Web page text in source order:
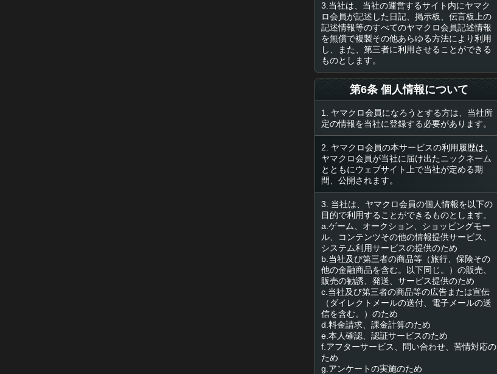
3.当社は、当社の運営するサイト内にヤマク
ロ会員が記述した日記、掲示板、伝言板上の
記述情報等のすべてのヤマクロ会員記述情報
を無償で複製その他あらゆる方法により利用
し、また、第三者に利用させることができる
ものとします。
第6条 個人情報について
1. ヤマクロ会員になろうとする方は、当社所
定の情報を当社に登録する必要があります。
2. ヤマクロ会員の本サービスの利用履歴は、
ヤマクロ会員が当社に届け出たニックネーム
とともにウェブサイト上で当社が定める期
間、公開されます。
3. 当社は、ヤマクロ会員の個人情報を以下の
目的で利用することができるものとします。
a.ゲーム、オークション、ショッピングモー
ル、コンテンツその他の情報提供サービス、
システム利用サービスの提供のため
b.当社及び第三者の商品等（旅行、保険その
他の金融商品を含む。以下同じ。）の販売、
販売の勧誘、発送、サービス提供のため
c.当社及び第三者の商品等の広告または宣伝
（ダイレクトメールの送付、電子メールの送
信を含む。）のため
d.料金請求、課金計算のため
e.本人確認、認証サービスのため
f.アフターサービス、問い合わせ、苦情対応の
ため
g.アンケートの実施のため